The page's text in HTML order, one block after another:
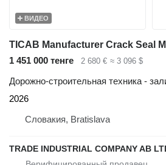
ВИДЕО
1 451 000 тенге 2 680 € ≈ 3 096 $
Дорожно-строительная техника -
2026
Словакия, Bratislava
TRADE INDUSTRIAL COMPANY AB